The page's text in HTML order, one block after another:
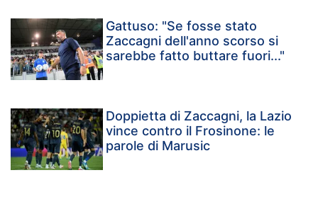
Gattuso: "Se fosse stato
Zaccagni dell'anno scorso si
sarebbe fatto buttare fuori..."
Doppietta di Zaccagni, la Lazio
vince contro il Frosinone: le
parole di Marusic